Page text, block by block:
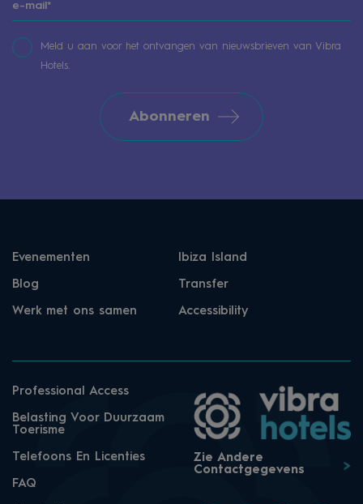
Meld u aan voor het ontvangen van nieuwsbrieven van Vibra
Hotels.
Abonneren
Evenementen Ibiza Island
Blog Transfer
Werk met ons samen Accessibility
Professional Access
Belasting Voor Duurzaam
Toerisme
Telefoons En Licenties
FAQ
Zie Andere
Contactgegevens